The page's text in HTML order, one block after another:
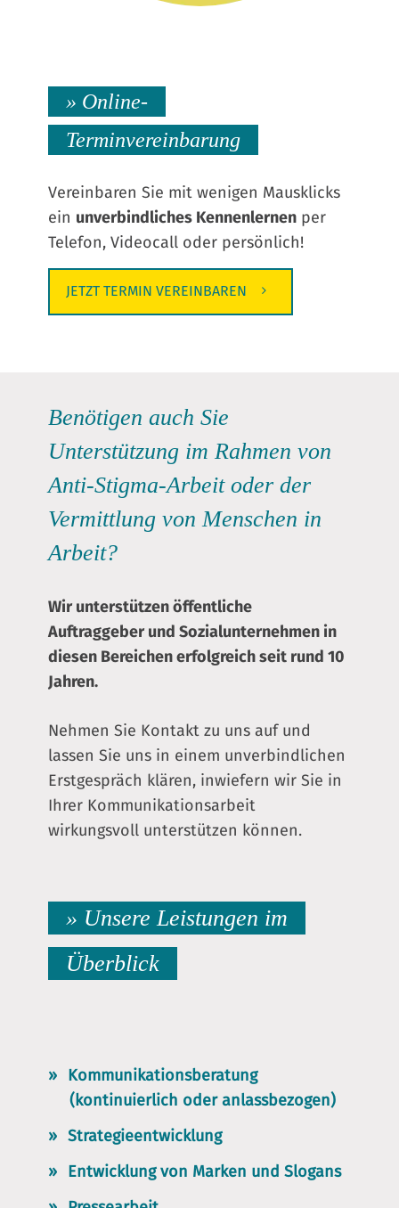
» Online-
Terminvereinbarung
Vereinbaren Sie mit wenigen Mausklicks
ein unverbindliches Kennenlernen per
Telefon, Videocall oder persönlich!
JETZT TERMIN VEREINBAREN
Benötigen auch Sie
Unterstützung im Rahmen von
Anti-Stigma-Arbeit oder der
Vermittlung von Menschen in
Arbeit?
Wir unterstützen öffentliche
Auftraggeber und Sozialunternehmen in
diesen Bereichen erfolgreich seit rund 10
Jahren.
Nehmen Sie Kontakt zu uns auf und
lassen Sie uns in einem unverbindlichen
Erstgespräch klären, inwiefern wir Sie in
Ihrer Kommunikationsarbeit
wirkungsvoll unterstützen können.
» Unsere Leistungen im
Überblick
Kommunikationsberatung
(kontinuierlich oder anlassbezogen)
Strategieentwicklung
Entwicklung von Marken und Slogans